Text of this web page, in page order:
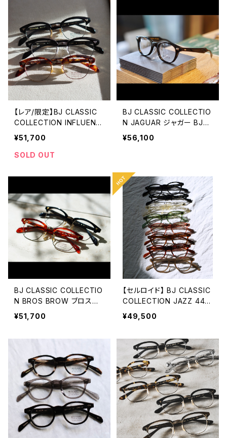
【レア/限定】BJ CLASSIC
COLLECTION INFLUENTI
AL インフルエンシャル BJク
ラシック 日本未発売モデル
¥51,700
SOLD OUT
BJ CLASSIC COLLECTIO
N JAGUAR ジャガー BJク
ラシック
¥56,100
BJ CLASSIC COLLECTIO
N BROS BROW ブロスブ
ロー BJクラシック サーモ
ント sirmont
¥51,700
【セルロイド】 BJ CLASSIC
COLLECTION JAZZ 44 4
6 48 51 ジャズ BJクラシッ
¥49,500